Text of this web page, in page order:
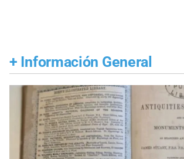
+ Información General